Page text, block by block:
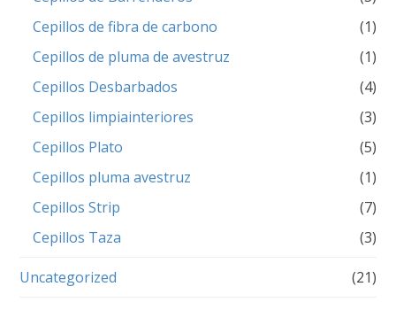
Cepillos de fibra de carbono
(1)
Cepillos de pluma de avestruz
(1)
Cepillos Desbarbados
(4)
Cepillos limpiainteriores
(3)
Cepillos Plato
(5)
Cepillos pluma avestruz
(1)
Cepillos Strip
(7)
Cepillos Taza
(3)
Uncategorized (21)